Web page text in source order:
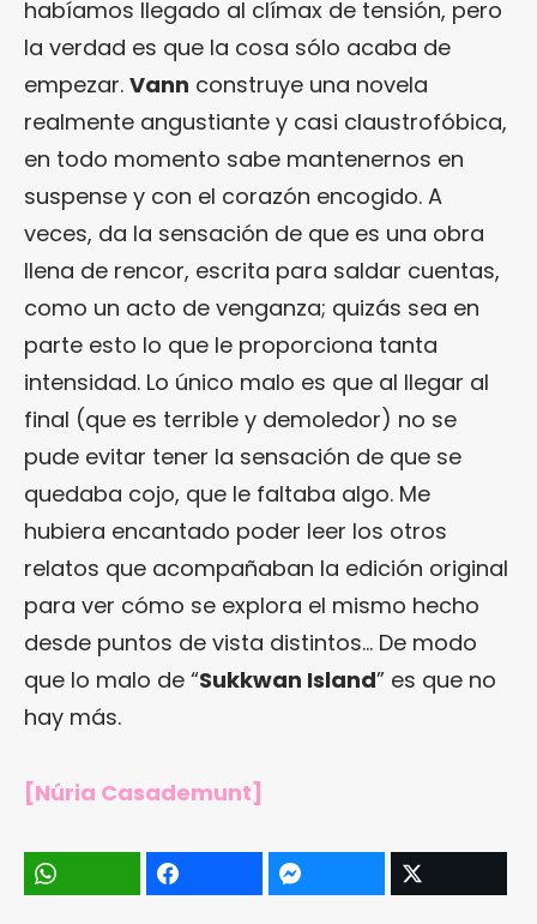
habíamos llegado al clímax de tensión, pero
la verdad es que la cosa sólo acaba de
empezar. Vann construye una novela
realmente angustiante y casi claustrofóbica,
en todo momento sabe mantenernos en
suspense y con el corazón encogido. A
veces, da la sensación de que es una obra
llena de rencor, escrita para saldar cuentas,
como un acto de venganza; quizás sea en
parte esto lo que le proporciona tanta
intensidad. Lo único malo es que al llegar al
final (que es terrible y demoledor) no se
pude evitar tener la sensación de que se
quedaba cojo, que le faltaba algo. Me
hubiera encantado poder leer los otros
relatos que acompañaban la edición original
para ver cómo se explora el mismo hecho
desde puntos de vista distintos… De modo
que lo malo de “Sukkwan Island” es que no
hay más.
[Núria Casademunt]